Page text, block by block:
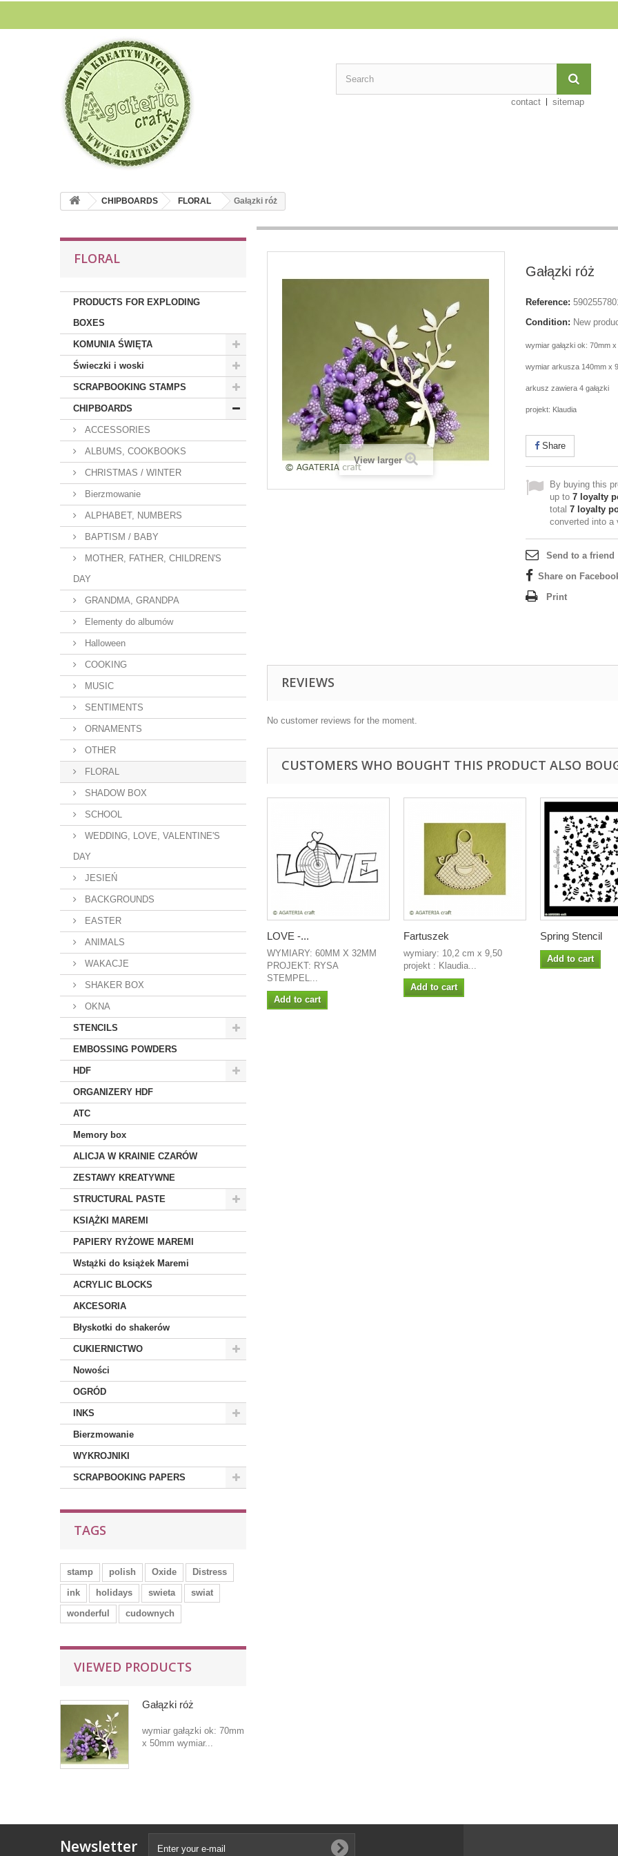
contact sitemap
CHIPBOARDS FLORAL Gałązki róż
FLORAL
PRODUCTS FOR EXPLODING
BOXES
KOMUNIA ŚWIĘTA
Świeczki i woski
SCRAPBOOKING STAMPS
CHIPBOARDS
ACCESSORIES
ALBUMS, COOKBOOKS
CHRISTMAS / WINTER
Bierzmowanie
ALPHABET, NUMBERS
BAPTISM / BABY
MOTHER, FATHER, CHILDREN'S
DAY
GRANDMA, GRANDPA
Elementy do albumów
Halloween
COOKING
MUSIC
SENTIMENTS
ORNAMENTS
OTHER
FLORAL
SHADOW BOX
SCHOOL
WEDDING, LOVE, VALENTINE'S
DAY
JESIEŃ
BACKGROUNDS
EASTER
ANIMALS
WAKACJE
SHAKER BOX
OKNA
STENCILS
EMBOSSING POWDERS
HDF
ORGANIZERY HDF
ATC
Memory box
ALICJA W KRAINIE CZARÓW
ZESTAWY KREATYWNE
STRUCTURAL PASTE
KSIĄŻKI MAREMI
PAPIERY RYŻOWE MAREMI
Wstążki do książek Maremi
ACRYLIC BLOCKS
AKCESORIA
Błyskotki do shakerów
CUKIERNICTWO
Nowości
OGRÓD
INKS
Bierzmowanie
WYKROJNIKI
SCRAPBOOKING PAPERS
TAGS
stamp polish Oxide
Distress
ink
holidays swieta
swiat
wonderful
cudownych
VIEWED PRODUCTS
Gałązki róż
wymiar gałązki ok: 70mm
x 50mm wymiar...
View larger
Gałązki róż
Reference:
Condition: New
wymiar gałązki ok: 70mm
wymiar arkusza 140mm x
arkusz zawiera 4 gałązki
projekt: Klaudia
Share
By buying this
up to 7 loyalty
total 7 loyalty
converted into
Send to a friend
Share on
Print
REVIEWS
No customer reviews for the moment.
CUSTOMERS WHO BOUGHT THIS PRODUCT ALSO
LOVE -...
WYMIARY: 60MM X 32MM
PROJEKT: RYSA
STEMPEL...
Add to cart
Fartuszek
wymiary: 10,2 cm x 9,50
projekt : Klaudia...
Add to cart
Spring Stencil
Add to cart
Newsletter